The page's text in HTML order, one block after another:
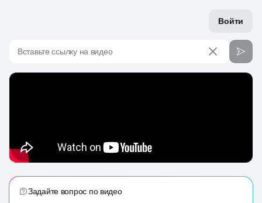
Войти
Вставьте ссылку на видео
Задайте вопрос по видео